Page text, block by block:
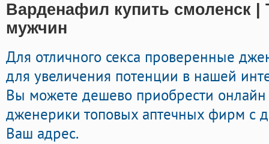
Варденафил купить смоленск |
мужчин
Для отличного секса проверенные
для увеличения потенции в нашей
Вы можете дешево приобрести
дженерики топовых аптечных фирм с
Ваш адрес.